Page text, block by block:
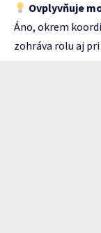
Ovplyvňuje
Áno, okrem
zohráva rolu aj